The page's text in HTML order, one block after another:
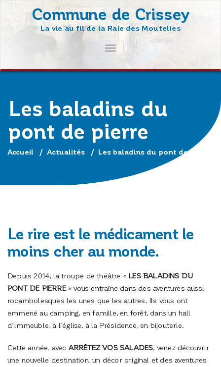
Commune de Crissey
La vie au fil de la Raie des Moutelles
AFFICHER/MASQUER
LA
NAVIGATION
Les baladins du
pont de pierre
Accueil / Actualités / Les baladins du pont de pierre
Le rire est le médicament le
moins cher au monde.
Depuis 2014, la troupe de théâtre « LES BALADINS DU
PONT DE PIERRE» vous entraîne dans des aventures aussi
rocambolesques les unes que les autres. Ils vous ont
emmené au camping, en famille, en forêt, dans un hall
d’immeuble, à l’église, à la Présidence, en bijouterie.
Cette année, avec ARRÊTEZ VOS SALADES, venez découvrir
une nouvelle destination, un décor original et des aventures